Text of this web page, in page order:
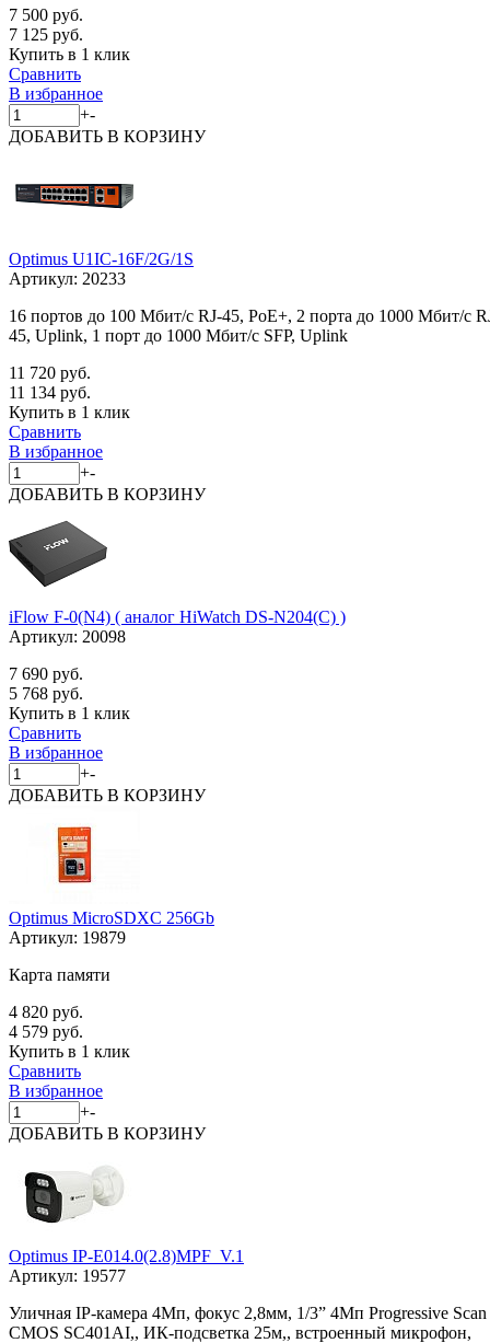
7 500 руб.
7 125 руб.
Купить в 1 клик
Сравнить
В избранное
+-
ДОБАВИТЬ В КОРЗИНУ
Optimus U1IC-16F/2G/1S
Артикул: 20233
16 портов до 100 Мбит/с RJ-45, PoE+, 2 порта до 1000 Мбит/с
45, Uplink, 1 порт до 1000 Мбит/с SFP, Uplink
11 720 руб.
11 134 руб.
Купить в 1 клик
Сравнить
В избранное
+-
ДОБАВИТЬ В КОРЗИНУ
iFlow F-0(N4) ( аналог HiWatch DS-N204(C) )
Артикул: 20098
7 690 руб.
5 768 руб.
Купить в 1 клик
Сравнить
В избранное
+-
ДОБАВИТЬ В КОРЗИНУ
Optimus MicroSDXC 256Gb
Артикул: 19879
Карта памяти
4 820 руб.
4 579 руб.
Купить в 1 клик
Сравнить
В избранное
+-
ДОБАВИТЬ В КОРЗИНУ
Optimus IP-E014.0(2.8)MPF_V.1
Артикул: 19577
Уличная IP-камера 4Мп, фокус 2,8мм, 1/3” 4Мп Progressive Scan
CMOS SC401AI,, ИК-подсветка 25м,, встроенный микрофон,